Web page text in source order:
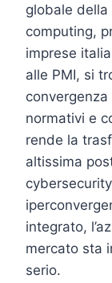
globale
computing,
imprese
alle PMI, si
normativi e
rende la
altissima
integrato,
mercato sta
serio.